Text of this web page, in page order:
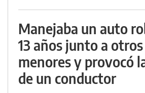
Manejaba un auto
13 años junto a
menores y provocó
de un conductor